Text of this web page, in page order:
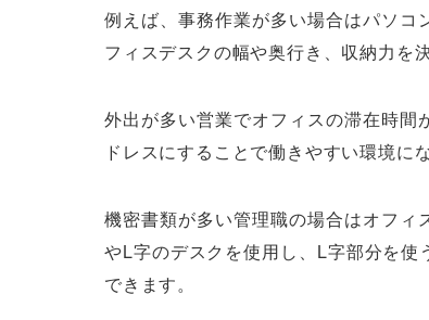
例えば、事務作業が多い場合はパソコ
フィスデスクの幅や奥行き、収納力を
外出が多い営業でオフィスの滞在時間
ドレスにすることで働きやすい環境に
機密書類が多い管理職の場合はオフ
やL字のデスクを使用し、L字部分を
できます。